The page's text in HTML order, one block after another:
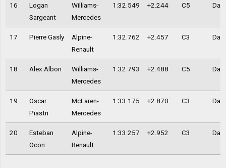
16
Logan
Sargeant
Williams-
Mercedes
1:32.549 +2.244 C5 Day
17 Pierre Gasly
Alpine-
Renault
1:32.762 +2.457 C3 Day
18 Alex Albon
Williams-
Mercedes
1:32.793 +2.488 C5 Day
19
Oscar
Piastri
McLaren-
Mercedes
1:33.175 +2.870 C3 Day
20
Esteban
Ocon
Alpine-
Renault
1:33.257 +2.952 C3 Day